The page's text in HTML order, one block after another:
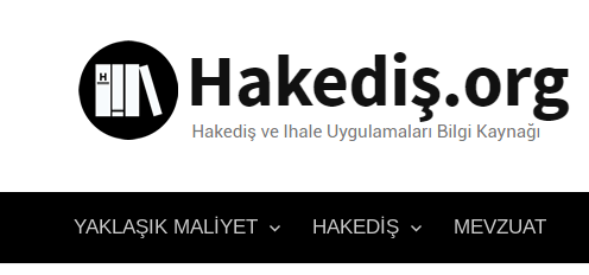
YAKLAŞIK MALIYET HAKEDIŞ MEVZUAT